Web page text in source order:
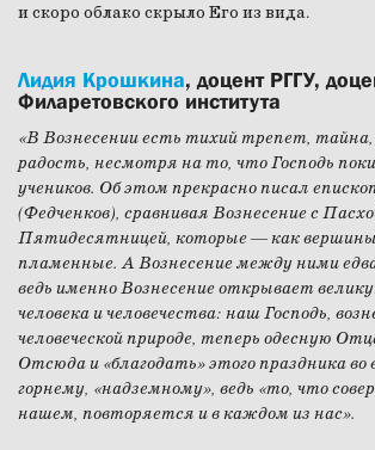
и скоро облако скрыло Его из вида.
Лидия Крошкина, доцент РГГУ,
Филаретовского института
«В Вознесении есть тихий трепет, тайна,
радость, несмотря на то, что Господь
учеников. Об этом прекрасно писал
(Федченков), сравнивая Вознесение с
Пятидесятницей, которые—как
пламенные. А Вознесение между ними
ведь именно Вознесение открывает
человека и человечества: наш Господь,
человеческой природе, теперь одесную
Отсюда и «благодать» этого праздника во
горнему, «надземному», ведь «то, что
нашем, повторяется и в каждом из нас».